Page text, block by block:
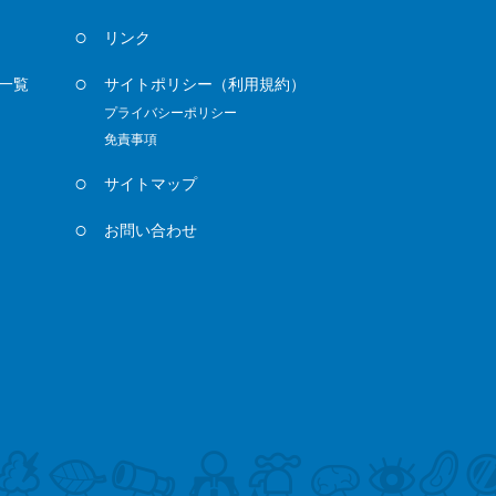
覧
リンク
サイトポリシー （利用規約）
プライバシーポリシー
免責事項
サイトマップ
お問い合わせ